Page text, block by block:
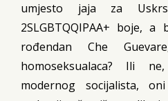
umjesto jaja za
2SLGBTQQIPAA+ boje,
rođendan Che
homoseksualaca? Ili
modernog socijalista,